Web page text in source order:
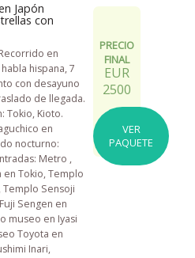
Japón
con
en
hispana, 7
con desayuno
de llegada.
Tokio, Kioto.
en
nocturno:
Metro ,
Tokio, Templo
Sensoji
Sengen en
museo en Iyasi
Toyota en
Inari,
PRECIO
FINAL
EUR
2500
VER
PAQUETE